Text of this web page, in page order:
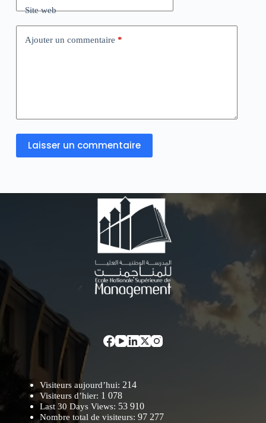
Site web
Ajouter un commentaire *
Laisser un commentaire
Visiteurs aujourd’hui: 214
Visiteurs d’hier: 1 078
Last 30 Days Views: 53 910
Nombre total de visiteurs: 97 277